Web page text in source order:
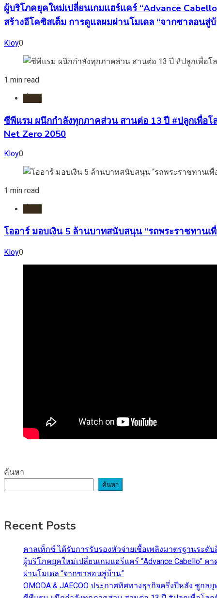
ผู้บริโภคยุคใหม่เปลี่ยนเกมแฮร์แคร์ “Advance
สร้างอีโคซิสเต็ม การดูแลผมผ่านโมเดล “จากซาลอนสู่
Kloy0
1 min read
ซีพีแรม ผนึกกำลังทุกภาคส่วน สานต่อ 13 ปี #ปลูกเพื่อ
Net Zero 2050
Kloy0
1 min read
โออาร์ มอบเงิน 5 ล้านบาทสนับสนุน “รถพระราชทานเ
Kloy0
ค้นหา
ค้นหา
Recent Posts
คาลเท็กซ์ ได้รับการรับรองหัวจ่ายเชื้อเพลิงมาตรฐานร
ผู้บริโภคยุคใหม่เปลี่ยนเกมแฮร์แคร์ “Advance
ผ่านโมเดล “จากซาลอนสู่บ้าน”
OMODA & JAECOO ประกาศทิศทางธุรกิจครึ่งปีหลัง ชูกล